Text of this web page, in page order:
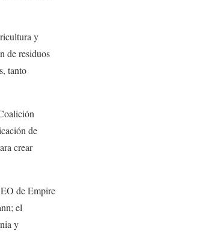
y
de residuos
tanto
de
crear
de Empire
el
y